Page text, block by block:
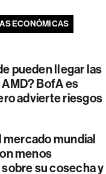
ECONÓMICAS
pueden llegar las
BofA es
advierte riesgos
mercado mundial
menos
su cosecha y